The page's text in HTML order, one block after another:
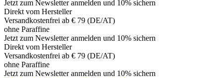
Jetzt zum Newsletter anmelden und 10% sichern
Direkt vom Hersteller
Versandkostenfrei ab € 79 (DE/AT)
ohne Paraffine
Jetzt zum Newsletter anmelden und 10% sichern
Direkt vom Hersteller
Versandkostenfrei ab € 79 (DE/AT)
ohne Paraffine
Jetzt zum Newsletter anmelden und 10% sichern